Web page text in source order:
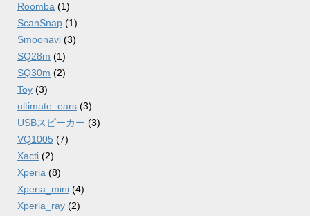
Roomba (1)
ScanSnap (1)
Smoonavi (3)
SQ28m (1)
SQ30m (2)
Toy (3)
ultimate_ears (3)
USBスピーカー (3)
VQ1005 (7)
Xacti (2)
Xperia (8)
Xperia_mini (4)
Xperia_ray (2)